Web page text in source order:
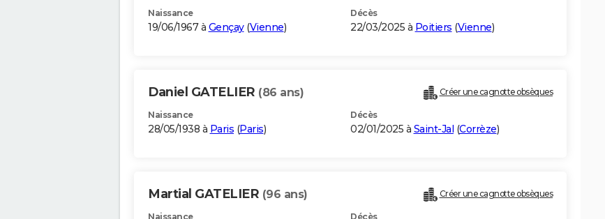
Naissance
19/06/1967 à Gençay(Vienne)
Décès
22/03/2025 à Poitiers (Vienne)
Daniel GATELIER (86 ans) Créer une cagnotte obsèques
Naissance
28/05/1938 à Paris (Paris)
Décès
02/01/2025 à Saint-Jal (Corrèze)
Martial GATELIER (96 ans) Créer une cagnotte obsèques
Naissance Décès